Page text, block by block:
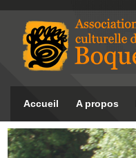
Accueil A propos